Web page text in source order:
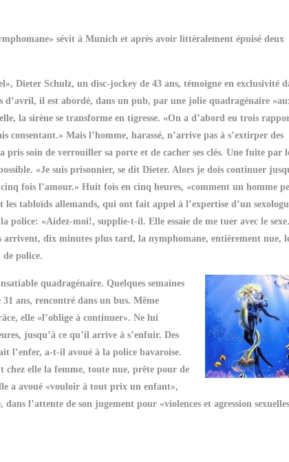
sévit à Munich et après avoir littéralement épuisé deux
Dieter Schulz, un disc-jockey de 43 ans, témoigne en exclusivité
d’avril, il est abordé, dans un pub, par une jolie quadragénaire
la sirène se transforme en tigresse. «On a d’abord eu trois
consentant.» Mais l’homme, harassé, n’arrive pas à s’extirper des
pris soin de verrouiller sa porte et de cacher ses clés. Une fuite par
«Je suis prisonnier, se dit Dieter. Alors je dois continuer
cinq fois l’amour.» Huit fois en cinq heures, «comment un homme
les tabloïds allemands, qui ont fait appel à l’expertise d’un
police: «Aidez-moi!, supplie-t-il. Elle essaie de me tuer avec le
dix minutes plus tard, la nymphomane, entièrement nue,
de police.
quadragénaire. Quelques semaines
ans, rencontré dans un bus. Même
elle «l’oblige à continuer». Ne lui
jusqu’à ce qu’il arrive à s’enfuir. Des
l’enfer, a-t-il avoué à la police bavaroise.
chez elle la femme, toute nue, prête pour de
a avoué «vouloir à tout prix un enfant»,
l’attente de son jugement pour «violences et agression